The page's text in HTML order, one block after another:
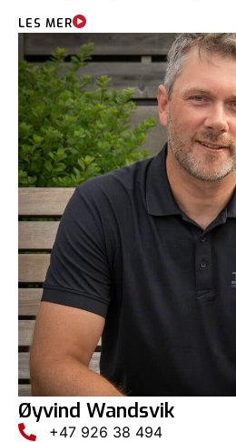
LES MER
Øyvind Wandsvik
+47 926 38 494